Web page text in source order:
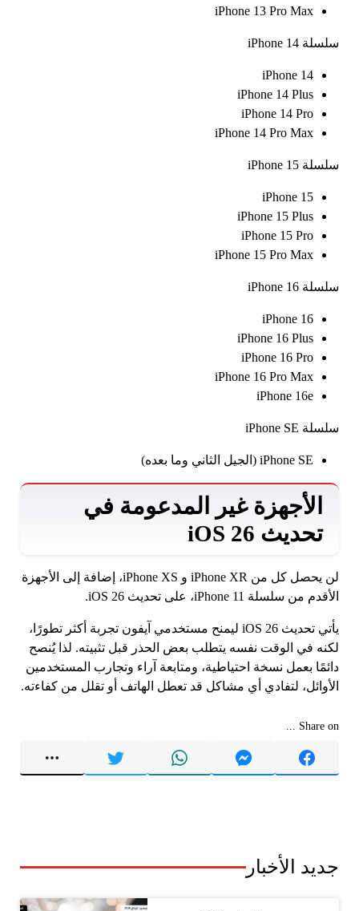
iPhone 13 Pro Max
سلسلة iPhone 14
iPhone 14
iPhone 14 Plus
iPhone 14 Pro
iPhone 14 Pro Max
سلسلة iPhone 15
iPhone 15
iPhone 15 Plus
iPhone 15 Pro
iPhone 15 Pro Max
سلسلة iPhone 16
iPhone 16
iPhone 16 Plus
iPhone 16 Pro
iPhone 16 Pro Max
iPhone 16e
سلسلة iPhone SE
iPhone SE (الجيل الثاني وما بعده)
الأجهزة غير المدعومة في
تحديث iOS 26
لن يحصل كل من iPhone XR و iPhone XS، إضافة إلى الأجهزة
الأقدم من سلسلة iPhone 11، على تحديث iOS 26.
يأتي تحديث iOS 26 ليمنح مستخدمي آيفون تجربة أكثر تطورًا،
لكنه في الوقت نفسه يتطلب بعض الحذر قبل تثبيته. لذا يُنصح
دائمًا بعمل نسخة احتياطية، ومتابعة آراء وتجارب المستخدمين
الأوائل، لتفادي أي مشاكل قد تعطل الهاتف أو تقلل من كفاءته.
Share on ...
جديد الأخبار